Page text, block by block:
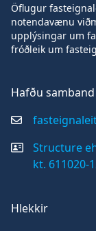
Öflugur
notendavænu
upplýsingar um
fróðleik um
Hafðu samband
Structure
kt. 611020-
Hlekkir